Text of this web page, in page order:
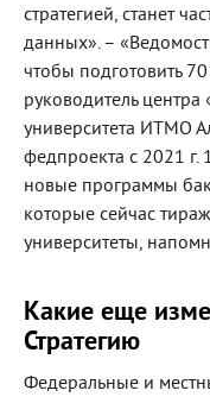
стратегией, станет
данных». –
чтобы подготовить
руководитель
университета ИТМО
федпроекта с 2021 г.
новые программы
которые сейчас
университеты,
Какие еще
Стратегию
Федеральные и